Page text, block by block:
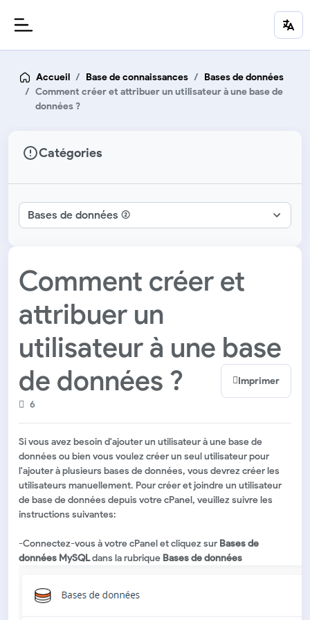
Accueil Base de connaissances
Bases de données
Comment créer et attribuer un utilisateur à une base de
données ?
Catégories
Comment créer et
attribuer un
utilisateur à une base
de données ?
Imprimer
6
Si vous avez besoin d'ajouter un utilisateur à une base de
données ou bien vous voulez créer un seul utilisateur pour
l'ajouter à plusieurs bases de données, vous devrez créer les
utilisateurs manuellement. Pour créer et joindre un utilisateur
de base de données depuis votre cPanel, veuillez suivre les
instructions suivantes:
-Connectez-vous à votre cPanel et cliquez surBases de
données MySQLdans la rubrique Bases de données